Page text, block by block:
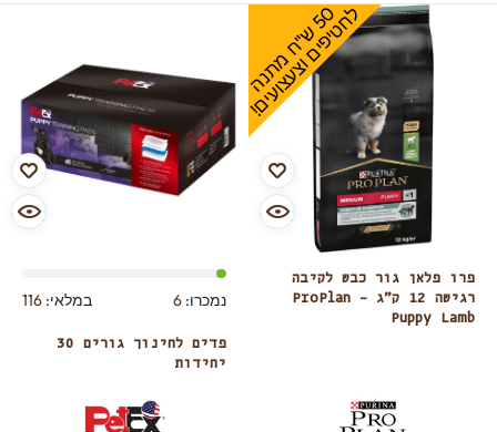
פרו פלאן גור כבש לקיבה
רגישה 12 ק”ג – ProPlan
Puppy Lamb
50ש
"
ח
מ
ת
נ
הלח
ט
י
פ
י
ם
ו
צ
ע
צ
ו
ע
י
ם
!
נמכרו: 6 במלאי: 116
פדים לחינוך גורים 30
יחידות